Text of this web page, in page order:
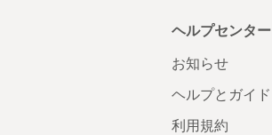
ヘルプセンター
お知らせ
ヘルプとガイド
利用規約